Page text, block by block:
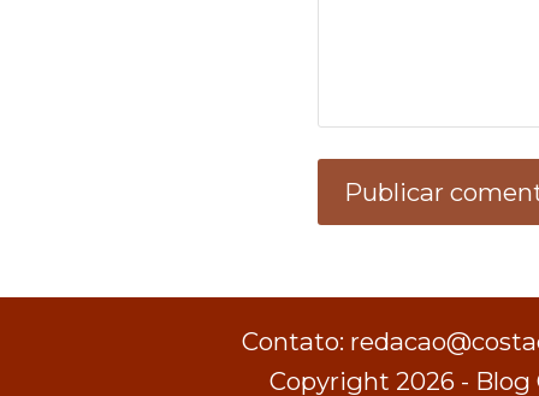
Contato:
Copyright 2026 - Blog